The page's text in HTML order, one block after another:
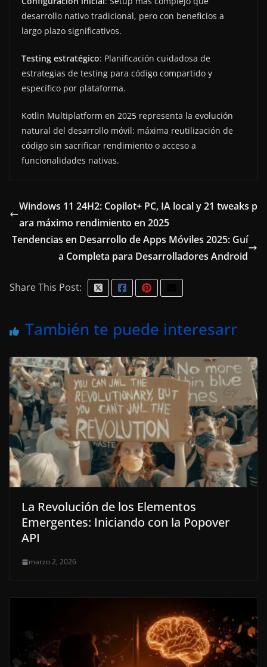
desarrollo nativo tradicional, pero con beneficios a
largo plazo significativos.
Testing estratégico: Planificación cuidadosa de
estrategias de testing para código compartido y
específico por plataforma.
Kotlin Multiplatform en 2025 representa la evolución
natural del desarrollo móvil: máxima reutilización de
código sin sacrificar rendimiento o acceso a
funcionalidades nativas.
Windows 11 24H2: Copilot+ PC, IA local y 21 tweaks p
ara máximo rendimiento en 2025
Tendencias en Desarrollo de Apps Móviles 2025: Guí
a Completa para Desarrolladores Android
Share This Post:
También te puede interesarr
La Revolución de los Elementos
Emergentes: Iniciando con la Popover
API
marzo 2, 2026